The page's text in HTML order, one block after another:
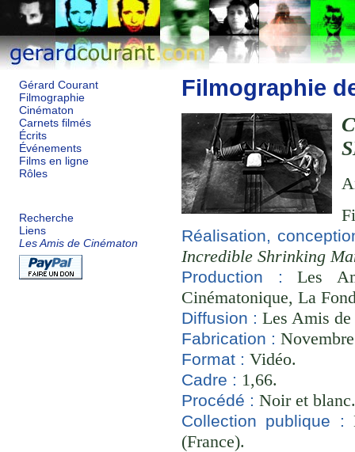
Gérard Courant
Filmographie
Cinématon
Carnets filmés
Écrits
Événements
Films en ligne
Rôles
Recherche
Liens
Les Amis de Cinématon
Filmographie
Réalisation,
Incredible Shrinking
Production :
Les
Cinématonique, La
Diffusion : Les Amis
Fabrication :
Format : Vidéo.
Cadre : 1,66.
Procédé : Noir et
Collection publique :
(France).